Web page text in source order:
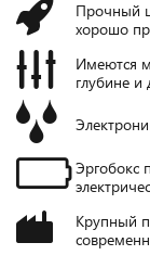
Прочный
хорошо
Имеются
глубине и
Эргобокс
Крупный